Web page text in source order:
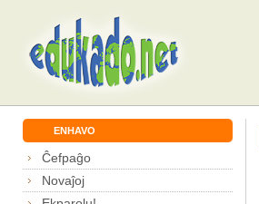
ENHAVO
Ĉefpaĝo
Novaĵoj